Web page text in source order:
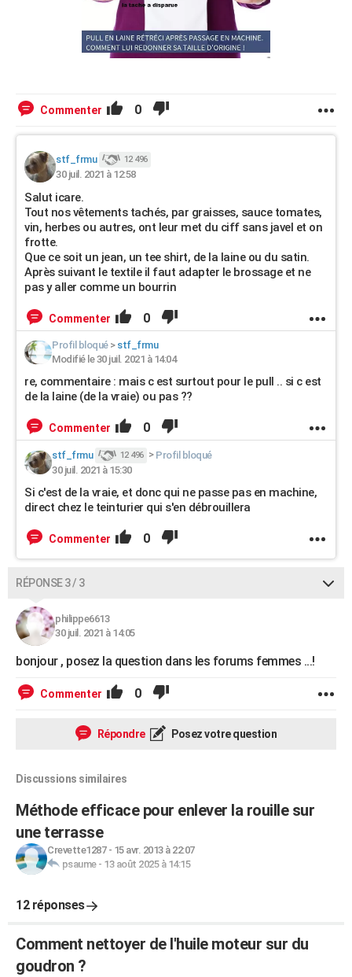
Commenter 0
stf_frmu 12 496
30 juil. 2021 à 12:58
Salut icare.
Tout nos vêtements tachés, par graisses, sauce tomates,
vin, herbes ou autres, ont leur met du ciff sans javel et on
frotte.
Que ce soit un jean, un tee shirt, de la laine ou du satin.
Après suivant le textile il faut adapter le brossage et ne
pas y aller comme un bourrin
Commenter 0
Profil bloqué> stf_frmu
Modifié le 30 juil. 2021 à 14:04
re, commentaire : mais c est surtout pour le pull .. si c est
de la laine (de la vraie) ou pas ??
Commenter 0
stf_frmu 12 496 > Profil bloqué
30 juil. 2021 à 15:30
Si c'est de la vraie, et donc qui ne passe pas en machine,
direct chez le teinturier qui s'en débrouillera
Commenter 0
RÉPONSE 3 / 3
philippe6613
30 juil. 2021 à 14:05
bonjour , posez la question dans les forums femmes ...!
Commenter 0
Répondre Posez votre question
Discussions similaires
Méthode efficace pour enlever la rouille sur
une terrasse
Crevette1287- 15 avr. 2013 à 22:07
psaume- 13 août 2025 à 14:15
12 réponses
Comment nettoyer de l'huile moteur sur du
goudron ?